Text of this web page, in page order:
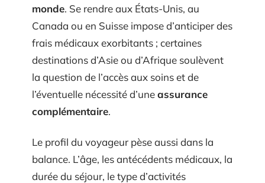
monde. Se rendre aux États-Unis, au
Canada ou en Suisse impose d’anticiper des
frais médicaux exorbitants ; certaines
destinations d’Asie ou d’Afrique soulèvent
la question de l’accès aux soins et de
l’éventuelle nécessité d’uneassurance
complémentaire.
Le profil du voyageur pèse aussi dans la
balance. L’âge, les antécédents médicaux, la
durée du séjour, le type d’activités